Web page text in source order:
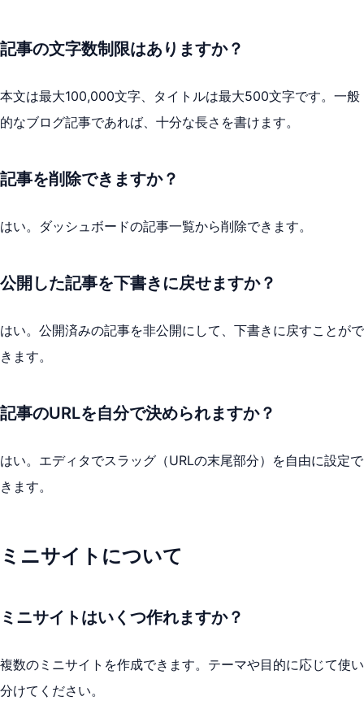
記事の文字数制限はありますか？
本文は最大100,000文字、タイトルは最大500文字です。一般
的なブログ記事であれば、十分な長さを書けます。
記事を削除できますか？
はい。ダッシュボードの記事一覧から削除できます。
公開した記事を下書きに戻せますか？
はい。公開済みの記事を非公開にして、下書きに戻すことがで
きます。
記事のURLを自分で決められますか？
はい。エディタでスラッグ（URLの末尾部分）を自由に設定で
きます。
ミニサイトについて
ミニサイトはいくつ作れますか？
複数のミニサイトを作成できます。テーマや目的に応じて使い
分けてください。